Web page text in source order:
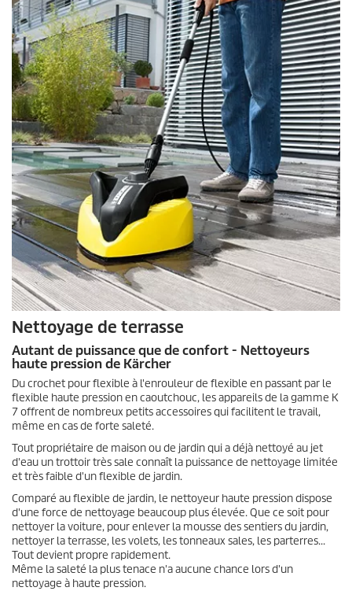
Nettoyage de terrasse
Autant de puissance que de confort - Nettoyeurs
haute pression de Kärcher
Du crochet pour flexible à l'enrouleur de flexible en passant par le
flexible haute pression en caoutchouc, les appareils de la gamme K
7 offrent de nombreux petits accessoires qui facilitent le travail,
même en cas de forte saleté.
Tout propriétaire de maison ou de jardin qui a déjà nettoyé au jet
d'eau un trottoir très sale connaît la puissance de nettoyage limitée
et très faible d'un flexible de jardin.
Comparé au flexible de jardin, le nettoyeur haute pression dispose
d'une force de nettoyage beaucoup plus élevée. Que ce soit pour
nettoyer la voiture, pour enlever la mousse des sentiers du jardin,
nettoyer la terrasse, les volets, les tonneaux sales, les parterres...
Tout devient propre rapidement.
Même la saleté la plus tenace n'a aucune chance lors d'un
nettoyage à haute pression.